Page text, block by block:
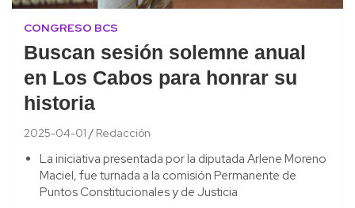
CONGRESO BCS
Buscan sesión solemne anual
en Los Cabos para honrar su
historia
2025-04-01 Redacción
La iniciativa presentada por la diputada Arlene Moreno
Maciel, fue turnada a la comisión Permanente de
Puntos Constitucionales y de Justicia